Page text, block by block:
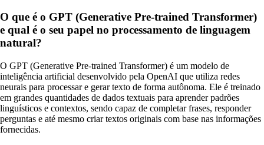
O que é o GPT (Generative Pre-trained Transformer)
e qual é o seu papel no processamento de linguagem
natural?
O GPT (Generative Pre-trained Transformer) é um modelo de
inteligência artificial desenvolvido pela OpenAI que utiliza redes
neurais para processar e gerar texto de forma autônoma. Ele é treinado
em grandes quantidades de dados textuais para aprender padrões
linguísticos e contextos, sendo capaz de completar frases, responder
perguntas e até mesmo criar textos originais com base nas informações
fornecidas.